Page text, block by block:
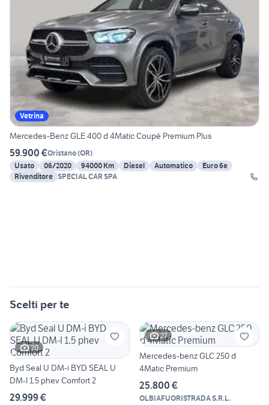
Vetrina
Mercedes-Benz GLE 400 d 4Matic Coupé Premium Plus
59.900 €Oristano(OR)
Usato
06/2020 94000 Km Diesel Automatico
Euro 6e
Rivenditore SPECIAL CAR SPA
Scelti per te
20
Byd Seal U DM-i BYD SEAL U
DM-I 1.5 phev Comfort 2
29.999 €
27
Mercedes-benz GLC 250 d
4Matic Premium
25.800 €
OLBIAFUORISTRADA S.R.L.